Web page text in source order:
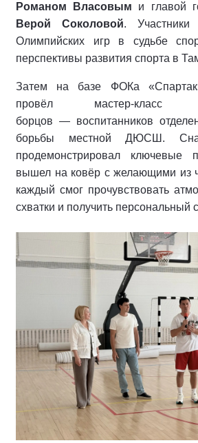
Романом Власовым и главой
Верой Соколовой. Участники
Олимпийских игр в судьбе
перспективы развития спорта в
Затем на базе ФОКа
провёл
борцов — воспитанников
борьбы местной ДЮСШ.
продемонстрировал
вышел на ковёр с желающими из
каждый смог прочувствовать
схватки и получить персональный